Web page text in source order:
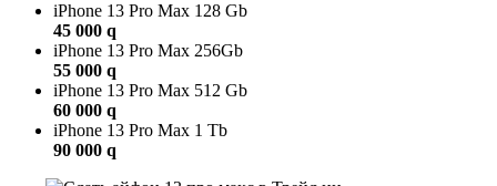
iPhone 13 Pro Max 128 Gb
45 000 q
iPhone 13 Pro Max 256Gb
55 000 q
iPhone 13 Pro Max 512 Gb
60 000 q
iPhone 13 Pro Max 1 Tb
90 000 q